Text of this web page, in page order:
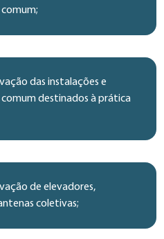
das instalações e
destinados à prática
de elevadores,
coletivas;